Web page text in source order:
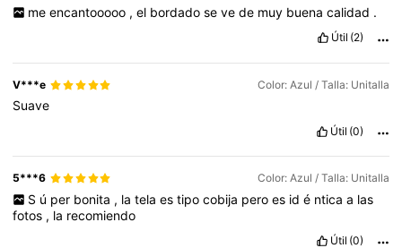
me encantooooo , el bordado se ve de muy buena calidad .
Útil (2)
V***e Color: Azul / Talla: Unitalla
Suave
Útil (0)
5***6 Color: Azul / Talla: Unitalla
S ú per bonita , la tela es tipo cobija pero es id é ntica a las
fotos , la recomiendo
Útil (0)